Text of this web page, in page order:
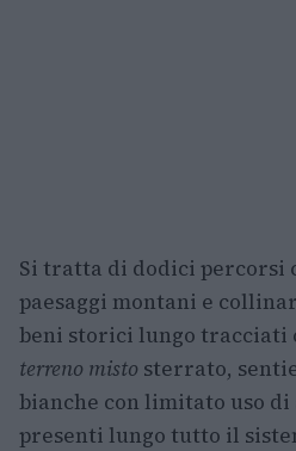
Si tratta di dodici percorsi
paesaggi montani e
beni storici lungo tracciati
terreno misto sterrato,
bianche con limitato uso di
presenti lungo tutto il